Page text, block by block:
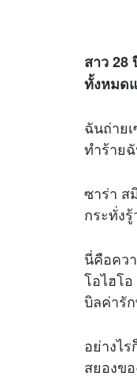
สาว 28
ทั้งหมด
ฉันถ่าย
ทำร้าย
ซาร่า ส
กระทั่ง
นี่คือคว
โอไฮโ
บิลค่ารั
อย่างไ
สยองข